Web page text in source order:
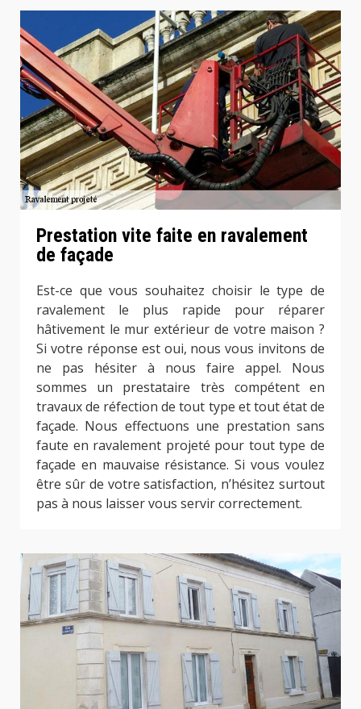
Prestation vite faite en ravalement
de façade
Est-ce que vous souhaitez choisir le type de
ravalement le plus rapide pour réparer
hâtivement le mur extérieur de votre maison ?
Si votre réponse est oui, nous vous invitons de
ne pas hésiter à nous faire appel. Nous
sommes un prestataire très compétent en
travaux de réfection de tout type et tout état de
façade. Nous effectuons une prestation sans
faute en ravalement projeté pour tout type de
façade en mauvaise résistance. Si vous voulez
être sûr de votre satisfaction, n’hésitez surtout
pas à nous laisser vous servir correctement.